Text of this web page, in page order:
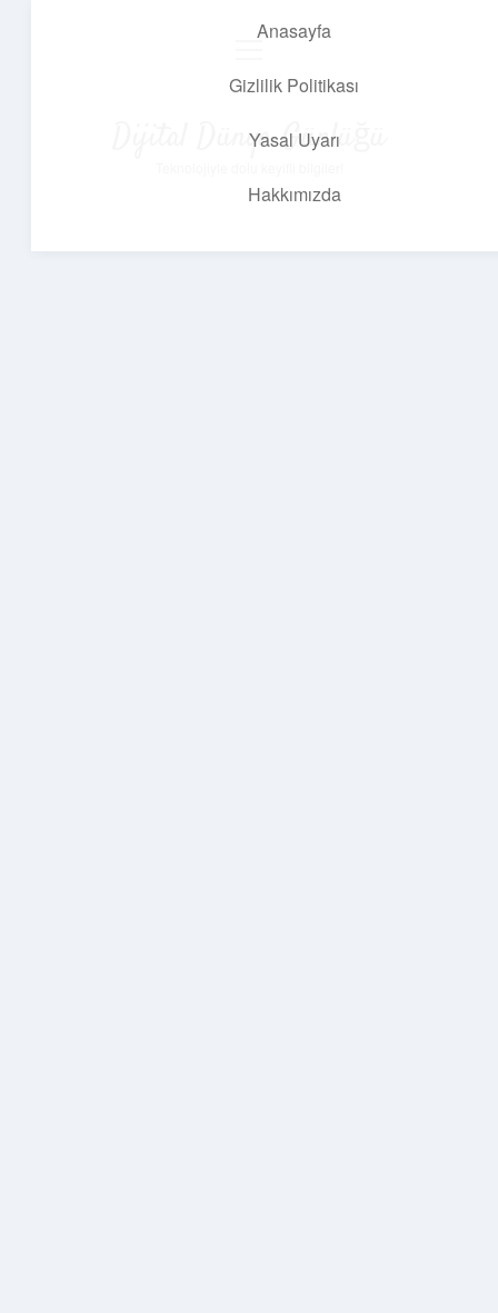
Anasayfa
Gizlilik Politikası
Yasal Uyarı
Hakkımızda
Dijital Dünya Günlüğü